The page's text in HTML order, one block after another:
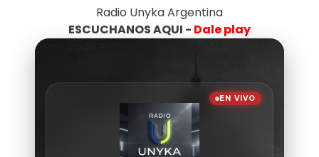
Radio Unyka Argentina
ESCUCHANOS AQUI - Dale play